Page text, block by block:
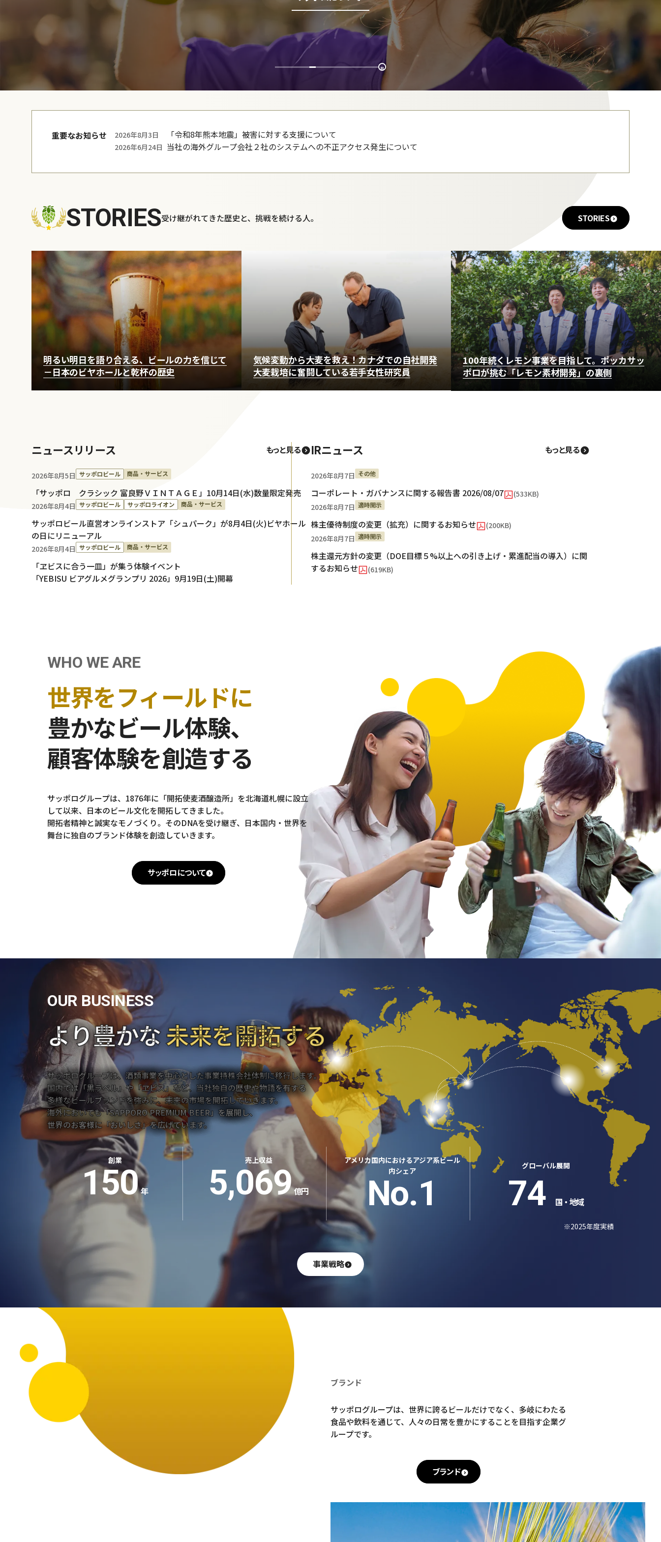
重要なお知らせ 2026年8月3日 「令和8年熊本地震」被害に対する支援について
2026年6月24日 当社の海外グループ会社２社のシステムへの不正アクセス発生について
STORIES受け継がれてきた歴史と、 挑戦を続ける人。 STORIES
明るい明日を語り合える、ビールの力を信じて
－日本のビヤホールと乾杯の歴史
気候変動から大麦を救え！カナダでの自社開発
大麦栽培に奮闘している若手女性研究員
100年続くレモン事業を目指して。ポッカサッ
ポロが挑む「レモン素材開発」の裏側
ニュースリリース もっと見る
2026年8月5日 サッポロビール 商品・サービス
「サッポロ クラシック 富良野ＶＩＮＴＡＧＥ」10月14日(水)数量限定発売
2026年8月4日 サッポロビール サッポロライオン 商品・サービス
サッポロビール直営オンラインストア「シュパーク」が8月4日(火)ビヤホール
の日にリニューアル
2026年8月4日 サッポロビール 商品・サービス
「ヱビスに合う一皿」が集う体験イベント
「YEBISU ビアグルメグランプリ 2026」9月19日(土)開幕
IRニュース もっと見る
2026年8月7日 その他
コーポレート・ガバナンスに関する報告書 2026/08/07
(533KB)
2026年8月7日 適時開示
株主優待制度の変更（拡充）に関するお知らせ
(200KB)
2026年8月7日 適時開示
株主還元方針の変更（DOE目標５%以上への引き上げ・累進配当の導入）に関
するお知らせ
(619KB)
WHO WE ARE
世界をフィールドに
豊かなビール体験、
顧客体験を創造する
サッポログループは、1876年に「開拓使麦酒醸造所」を北海道札幌に設立
して以来、日本のビール文化を開拓してきました。
開拓者精神と誠実なモノづくり。そのDNAを受け継ぎ、日本国内・世界を
舞台に独自のブランド体験を創造していきます。
サッポロについて
OUR BUSINESS
より豊かな未来を開拓する
サッポログループは、酒類事業を中心とした事業持株会社体制に移行します。
国内では「黒ラベル」や「ヱビス」など、当社独自の歴史や物語を有する
多様なビールブランドを強みに、未来の市場を開拓していきます。
海外においても「SAPPORO PREMIUM BEER」を展開し、
世界のお客様に「おいしさ」を広げています。
創業
150年
売上収益
5,069億円
アメリカ国内におけるアジア系ビール
内シェア
No.1
グローバル展開
74 国・地域
※2025年度実績
事業戦略
ブランド
サッポログループは、世界に誇るビールだけでなく、多岐にわたる
食品や飲料を通じて、人々の日常を豊かにすることを目指す企業グ
ループです。
ブランド